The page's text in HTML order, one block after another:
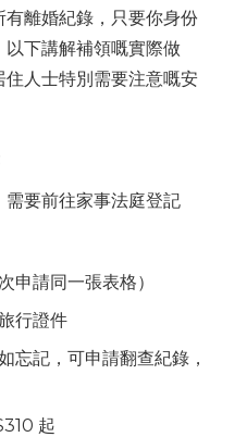
離婚紀錄，只要你身份
下講解補領嘅實際做
人士特別需要注意嘅安
要前往家事法庭登記
申請同一張表格）
行證件
忘記，可申請翻查紀錄，
起